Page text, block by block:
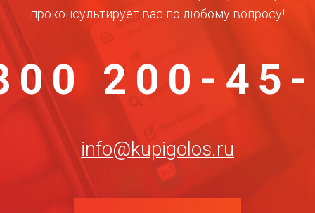
проконсультирует вас по любому вопросу!
200-
info@kupigolos.ru